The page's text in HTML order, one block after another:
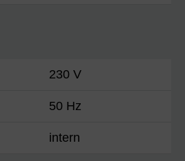
230 V
50 Hz
intern